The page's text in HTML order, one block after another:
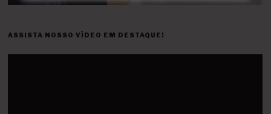
ASSISTA NOSSO VÍDEO EM DESTAQUE!